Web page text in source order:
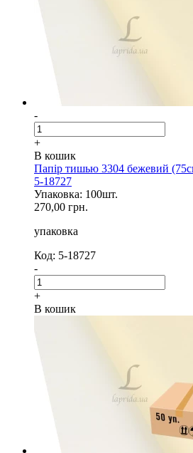
-
+
В кошик
Папір тишью 3304 бежевий
5-18727
Упаковка: 100шт.
270,00 грн.
упаковка
Код: 5-18727
-
+
В кошик